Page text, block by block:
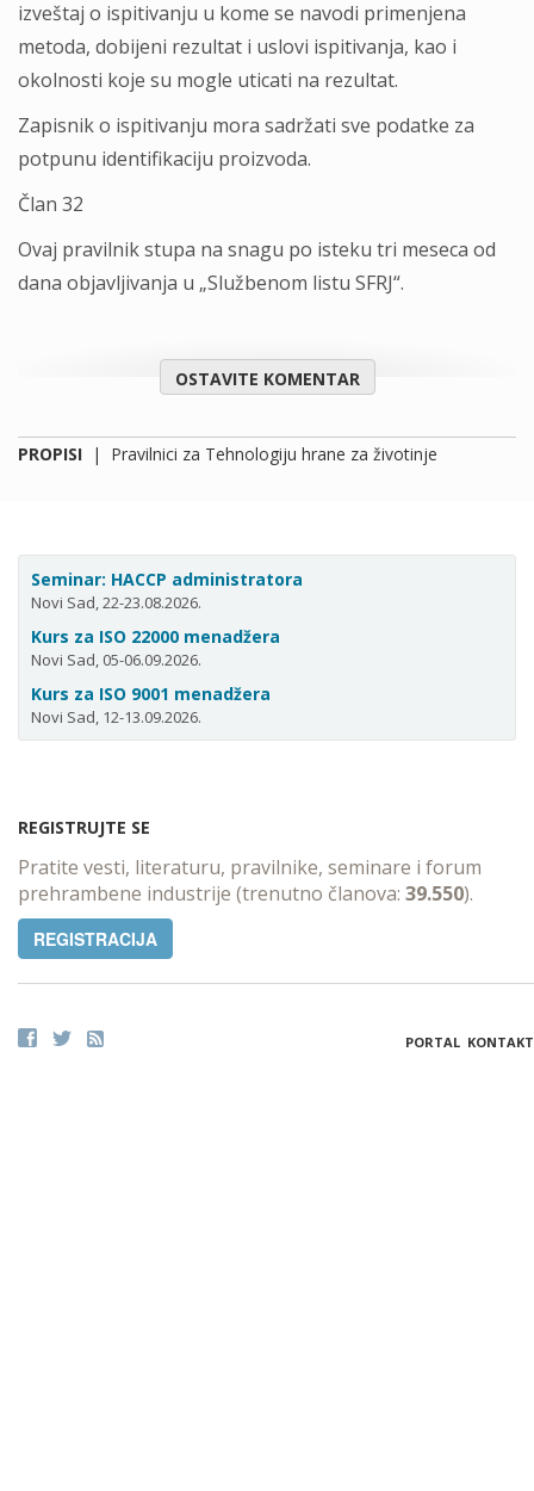
izveštaj o ispitivanju u kome se navodi primenjena
metoda, dobijeni rezultat i uslovi ispitivanja, kao i
okolnosti koje su mogle uticati na rezultat.
Zapisnik o ispitivanju mora sadržati sve podatke za
potpunu identifikaciju proizvoda.
Član 32
Ovaj pravilnik stupa na snagu po isteku tri meseca od
dana objavljivanja u „Službenom listu SFRJ“.
OSTAVITE KOMENTAR
PROPISI | Pravilnici za Tehnologiju hrane za životinje
Seminar: HACCP administratora
Novi Sad, 22-23.08.2026.
Kurs za ISO 22000 menadžera
Novi Sad, 05-06.09.2026.
Kurs za ISO 9001 menadžera
Novi Sad, 12-13.09.2026.
REGISTRUJTE SE
Pratite vesti, literaturu, pravilnike, seminare i forum
prehrambene industrije (trenutno članova: 39.550).
REGISTRACIJA
PORTAL KONTAKT